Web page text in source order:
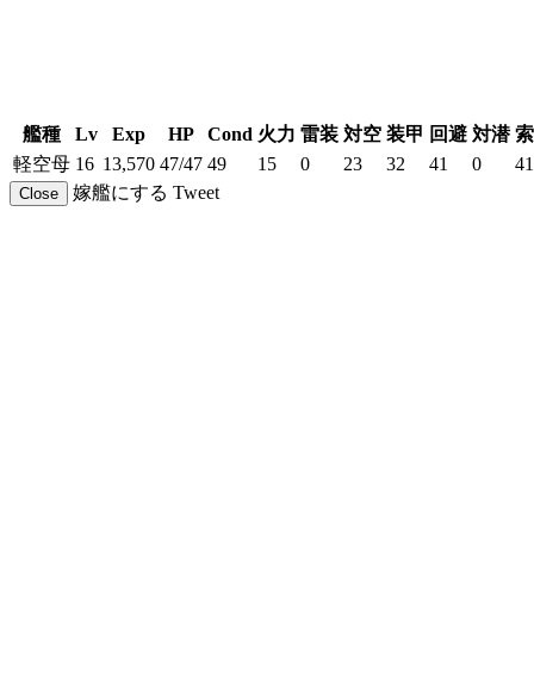
艦種 Lv Exp HP Cond 火力 雷装 対空 装甲 回避 対潜
軽空母 16 13,570 47/47 49 15 0 23 32 41 0 41
Close 嫁艦にする Tweet